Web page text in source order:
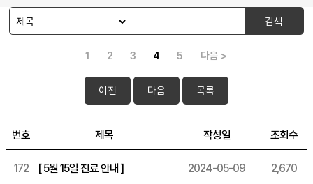
검색
1 2 3 4 5 다음 >
이전 다음 목록
번호 제목 작성일 조회수
172 [ 5월 15일 진료 안내 ] 2024-05-09 2,670